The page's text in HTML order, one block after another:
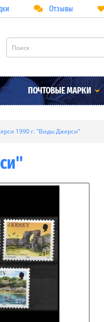
Отзывы
ПОЧТОВЫЕ МАРКИ
1990 г. "Виды Джерси"